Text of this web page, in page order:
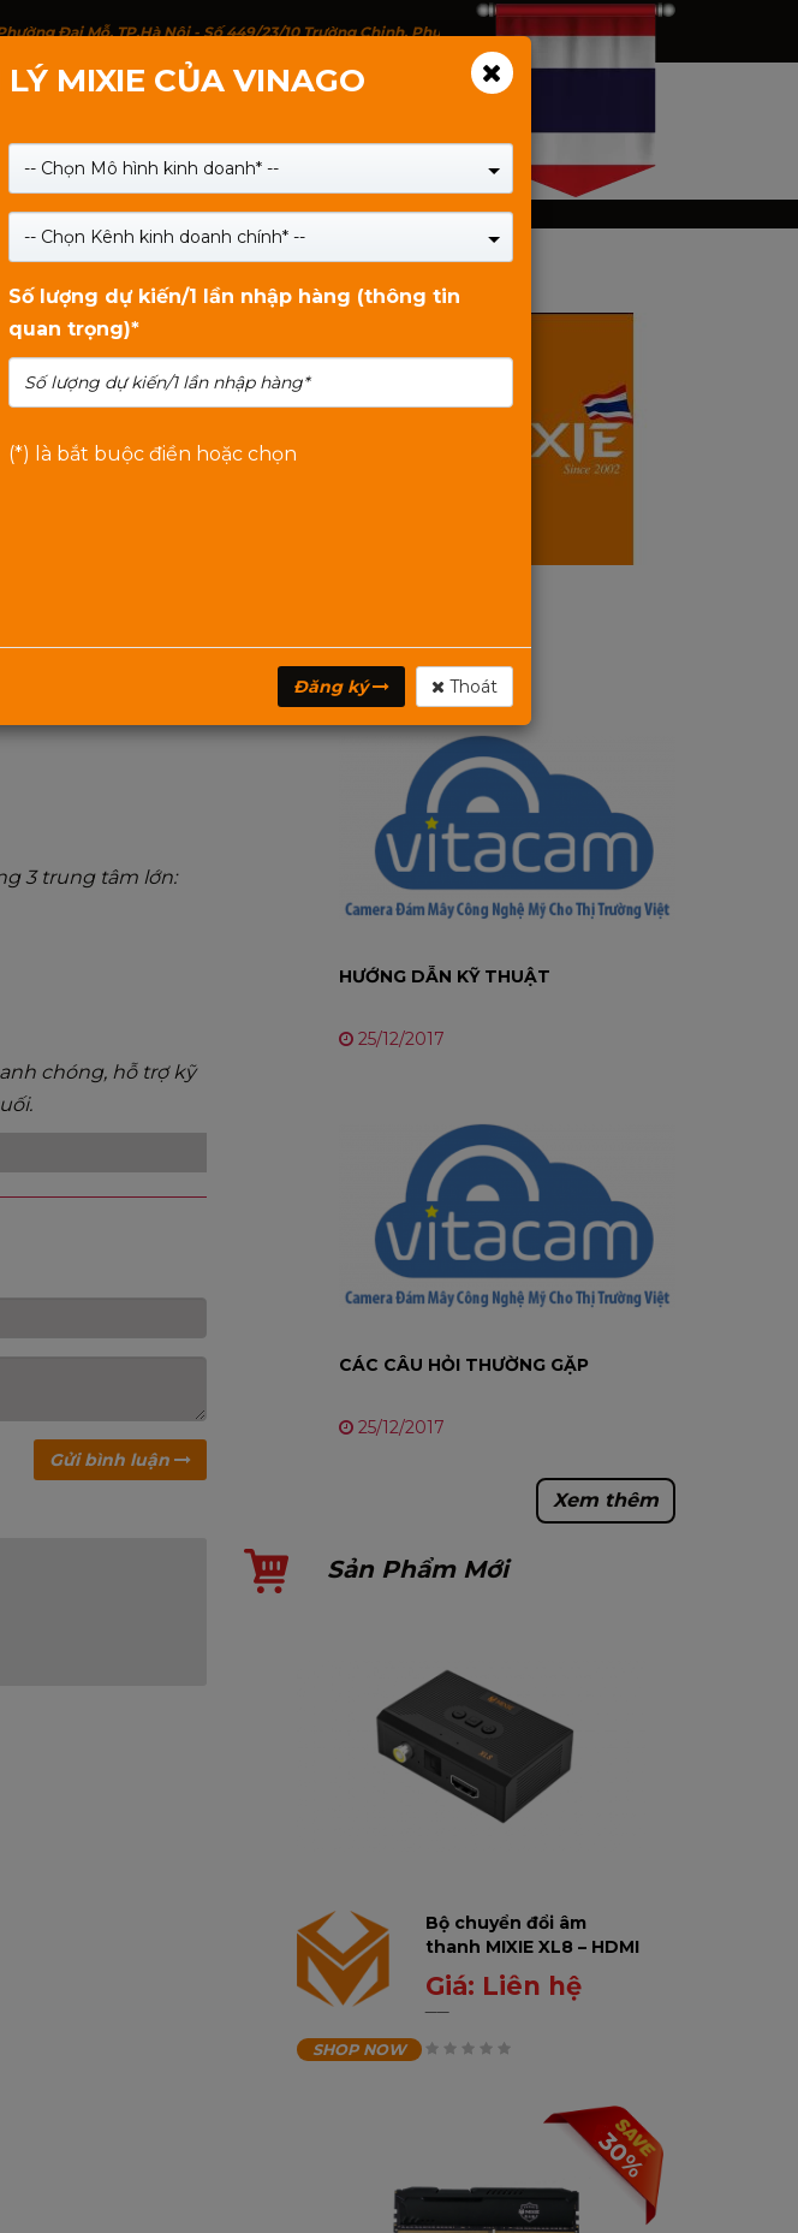
Đại Mỗ, TP.Hà Nội - Số 449/23/10 Trường Chinh, Phường Tân Bình, TP.HCM - 146 Trịnh Đình Thảo,
dòng sản phẩm
nghiệp và hệ
thuật nghiêm ngặt,
3 trung tâm lớn:
chóng, hỗ trợ kỹ
Gửi bình luận
26/12/2017
HƯỚNG DẪN KỸ THUẬT
25/12/2017
CÁC CÂU HỎI THƯỜNG GẶP
25/12/2017
Xem thêm
Sản Phẩm Mới
Bộ chuyển đổi âm
thanh MIXIE XL8 – HDMI
ARC / Optical / Coaxial
sang AV – 3.5mm, hỗ trợ
Bluetooth & USB
Giá: Liên hệ
0₫
SHOP NOW
30%
MIXIE CỦA VINAGO
-- Chọn Mô hình kinh doanh* --
-- Chọn Kênh kinh doanh chính* --
Số lượng dự kiến/1 lần nhập hàng (thông tin
quan trọng)*
(*) là bắt buộc điền hoặc chọn
Đăng ký Thoát